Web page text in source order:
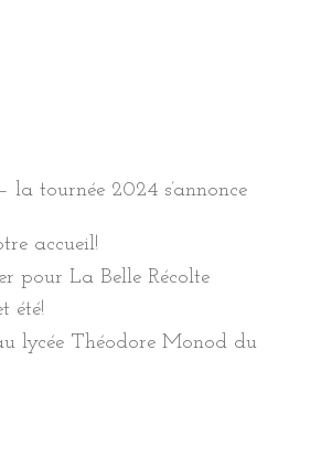
la tournée 2024 s’annonce
accueil!
pour La Belle Récolte
été!
lycée Théodore Monod du